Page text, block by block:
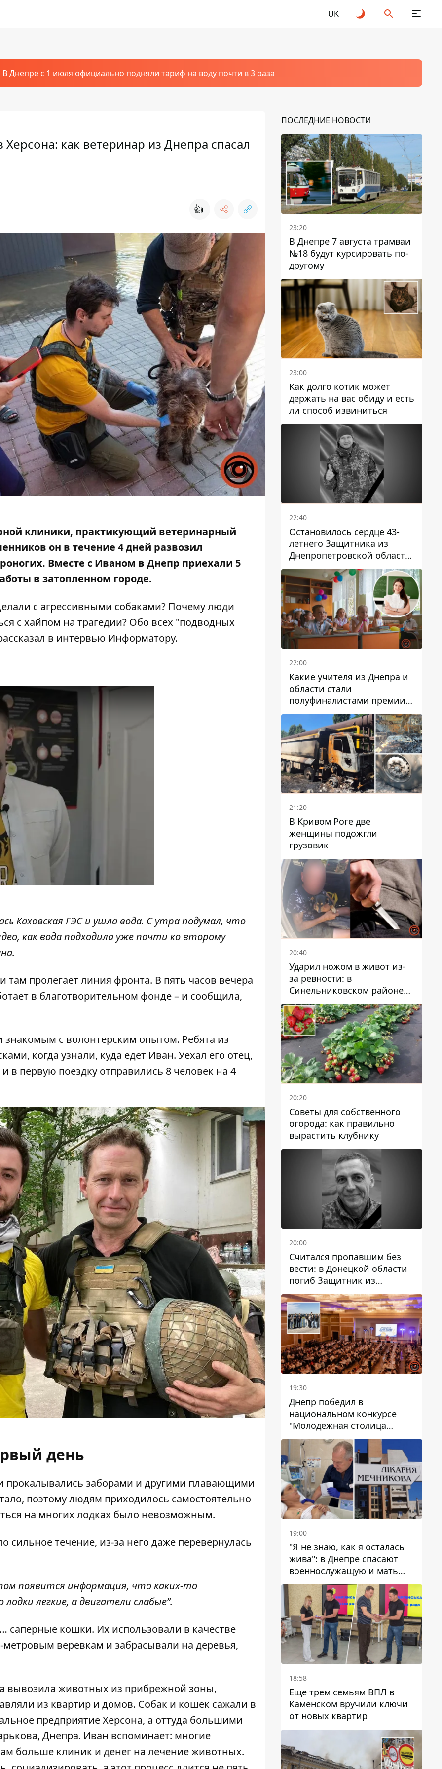
UK
В Днепре с 1 июля официально подняли тариф на воду почти в 3 раза
как ветеринар из Днепра спасал
👍
клиники, практикующий ветеринарный
он в течение 4 дней развозил
Вместе с Иваном в Днепр приехали 5
в затопленном городе.
с агрессивными собаками? Почему люди
с хайпом на трагедии? Обо всех "подводных
в интервью Информатору.
Каховская ГЭС и ушла вода. С утра подумал, что
как вода подходила уже почти ко второму
там пролегает линия фронта. В пять часов вечера
в благотворительном фонде – и сообщила,
знакомым с волонтерским опытом. Ребята из
когда узнали, куда едет Иван. Уехал его отец,
в первую поездку отправились 8 человек на 4
день
прокалывались заборами и другими плавающими
поэтому людям приходилось самостоятельно
на многих лодках было невозможным.
течение, из-за него даже перевернулась
появится информация, что каких-то
легкие, а двигатели слабые”.
саперные кошки. Их использовали в качестве
веревкам и забрасывали на деревья,
вывозила животных из прибрежной зоны,
из квартир и домов. Собак и кошек сажали в
предприятие Херсона, а оттуда большими
Днепра. Иван вспоминает: многие
больше клиник и денег на лечение животных.
ПОСЛЕДНИЕ НОВОСТИ
23:20
В Днепре 7 августа трамваи
№18 будут курсировать по-
другому
23:00
Как долго котик может
держать на вас обиду и есть
ли способ извиниться
22:40
Остановилось сердце 43-
летнего Защитника из
Днепропетровской области
Евгения Зинченко
22:00
Какие учителя из Днепра и
области стали
полуфиналистами премии
Global Teacher Prize Ukraine
2026
21:20
В Кривом Роге две
женщины подожгли
грузовик
20:40
Ударил ножом в живот из-
за ревности: в
Синельниковском районе
задержали 49-летнего
мужчину за убийство
20:20
Советы для собственного
огорода: как правильно
вырастить клубнику
20:00
Считался пропавшим без
вести: в Донецкой области
погиб Защитник из
Каменского Антон
Красовский
19:30
Днепр победил в
национальном конкурсе
"Молодежная столица
Украины – 2026"
19:00
"Я не знаю, как я осталась
жива": в Днепре спасают
военнослужащую и мать
четверых детей, которую
ранил КАБ
18:58
Еще трем семьям ВПЛ в
Каменском вручили ключи
от новых квартир